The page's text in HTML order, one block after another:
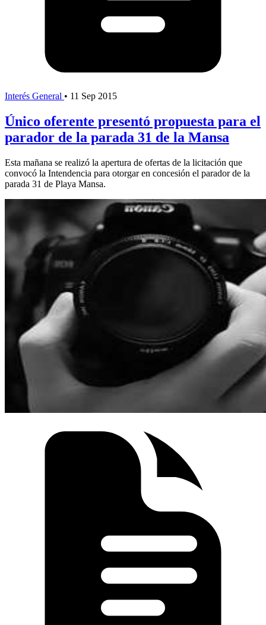
Interés General • 11 Sep 2015
Único oferente presentó propuesta para el
parador de la parada 31 de la Mansa
Esta mañana se realizó la apertura de ofertas de la licitación que
convocó la Intendencia para otorgar en concesión el parador de la
parada 31 de Playa Mansa.